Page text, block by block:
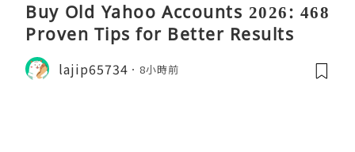
Buy Old Yahoo Accounts 2026: 468
Proven Tips for Better Results
lajip65734 8小時前